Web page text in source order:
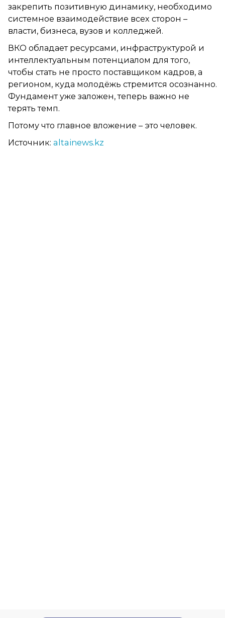
закрепить позитивную динамику, необходимо
системное взаимодействие всех сторон –
власти, бизнеса, вузов и колледжей.
ВКО обладает ресурсами, инфраструктурой и
интеллектуальным потенциалом для того,
чтобы стать не просто поставщиком кадров, а
регионом, куда молодёжь стремится осознанно.
Фундамент уже заложен, теперь важно не
терять темп.
Потому что главное вложение – это человек.
Источник: altainews.kz